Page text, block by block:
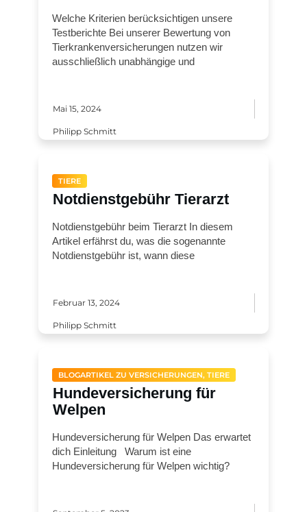
Welche Kriterien berücksichtigen unsere
Testberichte Bei unserer Bewertung von
Tierkrankenversicherungen nutzen wir
ausschließlich unabhängige und
Mai 15, 2024
Philipp Schmitt
TIERE
Notdienstgebühr Tierarzt
Notdienstgebühr beim Tierarzt In diesem
Artikel erfährst du, was die sogenannte
Notdienstgebühr ist, wann diese
Februar 13, 2024
Philipp Schmitt
BLOGARTIKEL ZU VERSICHERUNGEN, TIERE
Hundeversicherung für
Welpen
Hundeversicherung für Welpen Das erwartet
dich Einleitung Warum ist eine
Hundeversicherung für Welpen wichtig?